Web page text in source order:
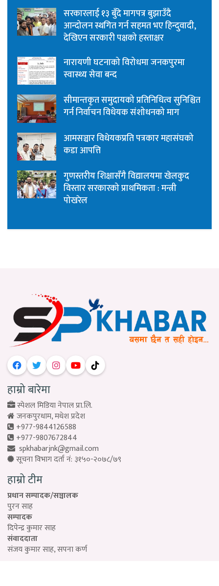
सरकारलाई १३ बुँदे मागपत्र बुझाउँदै
आन्दोलन स्थगित गर्न सहमत भए हिन्दुवादी,
देखिएन सरकारी पक्षको हस्ताक्षर
नारायणी घटनाको विरोधमा जनकपुरमा
स्वास्थ्य सेवा बन्द
सीमान्तकृत समुदायको प्रतिनिधित्व सुनिश्चित
गर्न निर्वाचन विधेयक संशोधनको माग
आमसञ्चार विधेयकप्रति पत्रकार महासंघको
कडा आपत्ति
गुणस्तरीय शिक्षासँगै विद्यालयमा खेलकुद
विस्तार सरकारको प्राथमिकता : मन्त्री
पोखरेल
हाम्रो बारेमा
स्पेशल मिडिया नेपाल प्रा.लि.
जनकपुरधाम, मधेश प्रदेश
+977-9844126588
+977-9807672844
spkhabarjnk@gmail.com
सूचना विभाग दर्ता नं: ३१५०-२०७८/७९
हाम्रो टीम
प्रधान सम्पादक/सञ्चालक
पुरन साह
सम्पादक
दिपेन्द्र कुमार साह
संवाददाता
संजय कुमार साह, सपना कर्ण